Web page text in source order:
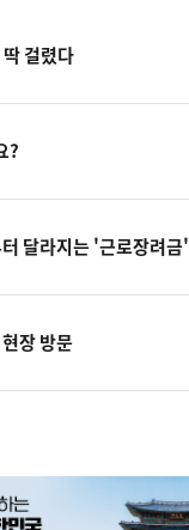
걸렸다
?
달라지는 '근로장려금'
장 방문